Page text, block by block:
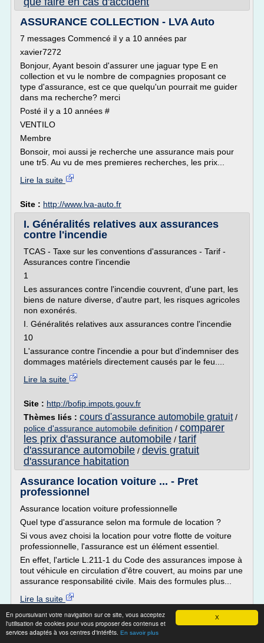
X
En poursuivant votre navigation sur ce site, vous acceptez
l'utilisation de cookies pour vous proposer des contenus et
services adaptés à vos centres d'intérêts. En savoir plus
ASSURANCE COLLECTION - LVA Auto
7 messages Commencé il y a 10 années par
xavier7272
Bonjour, Ayant besoin d'assurer une jaguar type E en
collection et vu le nombre de compagnies proposant ce
type d'assurance, est ce que quelqu'un pourrait me guider
dans ma recherche? merci
Posté il y a 10 années #
VENTILO
Membre
Bonsoir, moi aussi je recherche une assurance mais pour
une tr5. Au vu de mes premieres recherches, les prix...
Lire la suite
Site : http://www.lva-auto.fr
I. Généralités relatives aux assurances
contre l'incendie
TCAS - Taxe sur les conventions d'assurances - Tarif -
Assurances contre l'incendie
1
Les assurances contre l'incendie couvrent, d'une part, les
biens de nature diverse, d'autre part, les risques agricoles
non exonérés.
I. Généralités relatives aux assurances contre l'incendie
10
L'assurance contre l'incendie a pour but d'indemniser des
dommages matériels directement causés par le feu....
Lire la suite
Site : http://bofip.impots.gouv.fr
Thèmes liés : cours d'assurance automobile gratuit/
police d'assurance automobile definition / comparer
les prix d'assurance automobile / tarif
d'assurance automobile / devis gratuit
d'assurance habitation
Assurance location voiture ... - Pret
professionnel
Assurance location voiture professionnelle
Quel type d'assurance selon ma formule de location ?
Si vous avez choisi la location pour votre flotte de voiture
professionnelle, l'assurance est un élément essentiel.
En effet, l'article L.211-1 du Code des assurances impose à
tout véhicule en circulation d'être couvert, au moins par une
assurance responsabilité civile. Mais des formules plus...
Lire la suite
Date:2018-01-22 20:20:16
Site :https://www.meilleurtauxpro.com